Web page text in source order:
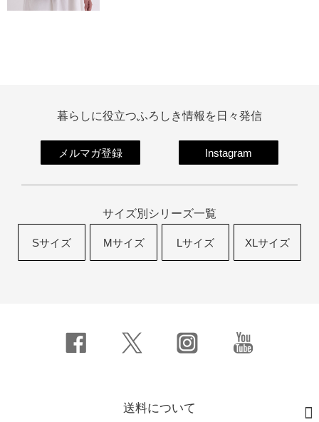
暮らしに役立つふろしき情報を日々発信
メルマガ登録 Instagram
サイズ別シリーズ一覧
Sサイズ Mサイズ Lサイズ XLサイズ
送料について